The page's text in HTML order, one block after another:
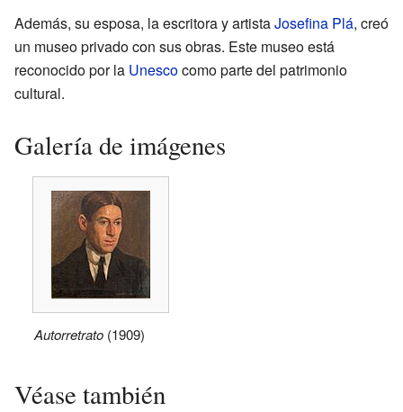
Además, su esposa, la escritora y artistaJosefina Plá, creó
un museo privado con sus obras. Este museo está
reconocido por la Unescocomo parte del patrimonio
cultural.
Galería de imágenes
Autorretrato (1909)
Véase también